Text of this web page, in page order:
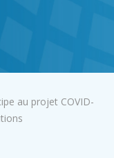
au projet COVID-